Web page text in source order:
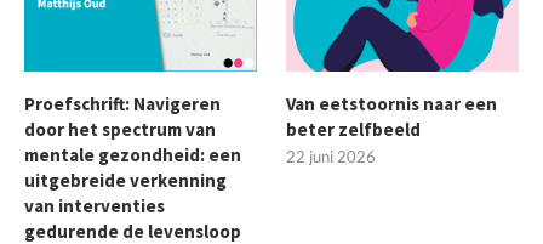
Proefschrift: Navigeren
door het spectrum van
mentale gezondheid: een
uitgebreide verkenning
van interventies
gedurende de levensloop
Van eetstoornis naar een
beter zelfbeeld
22 juni 2026